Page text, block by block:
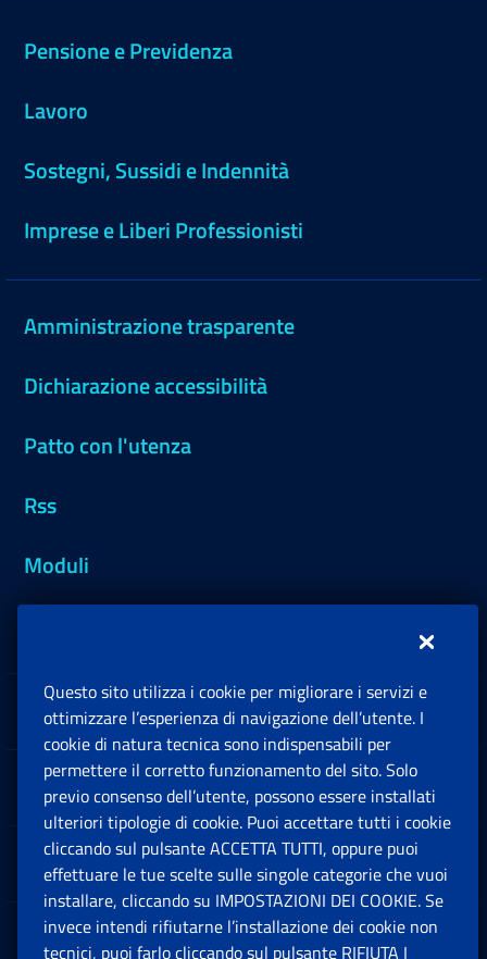
Pensione e Previdenza
Lavoro
Sostegni, Sussidi e Indennità
Imprese e Liberi Professionisti
Amministrazione trasparente
Dichiarazione accessibilità
Patto con l'utenza
Rss
Moduli
Sedi e Contatti
Software
Note Legali
App mobile
Questo sito utilizza i cookie per migliorare i servizi e
ottimizzare l’esperienza di navigazione dell’utente. I
cookie di natura tecnica sono indispensabili per
permettere il corretto funzionamento del sito. Solo
previo consenso dell’utente, possono essere installati
ulteriori tipologie di cookie. Puoi accettare tutti i cookie
cliccando sul pulsante ACCETTA TUTTI, oppure puoi
effettuare le tue scelte sulle singole categorie che vuoi
installare, cliccando su IMPOSTAZIONI DEI COOKIE. Se
invece intendi rifiutarne l’installazione dei cookie non
tecnici, puoi farlo cliccando sul pulsante RIFIUTA I